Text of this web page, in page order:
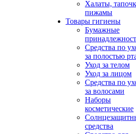
Халаты,
пижамы
Товары гигиены
Бумажные
Средства по
за полостью
Уход за телом
Уход за лицом
Средства по
за волосами
Наборы
косметические
средства